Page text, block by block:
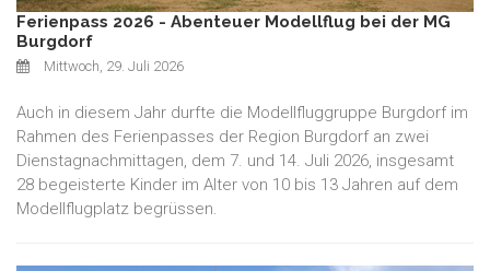
Ferienpass 2026 - Abenteuer Modellflug bei der MG
Burgdorf
Mittwoch, 29. Juli 2026
Auch in diesem Jahr durfte die Modellfluggruppe Burgdorf im
Rahmen des Ferienpasses der Region Burgdorf an zwei
Dienstagnachmittagen, dem 7. und 14. Juli 2026, insgesamt
28 begeisterte Kinder im Alter von 10 bis 13 Jahren auf dem
Modellflugplatz begrüssen.